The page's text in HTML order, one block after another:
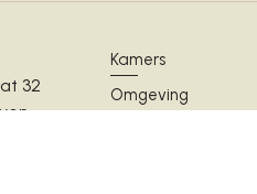
32
Kamers
Omgeving